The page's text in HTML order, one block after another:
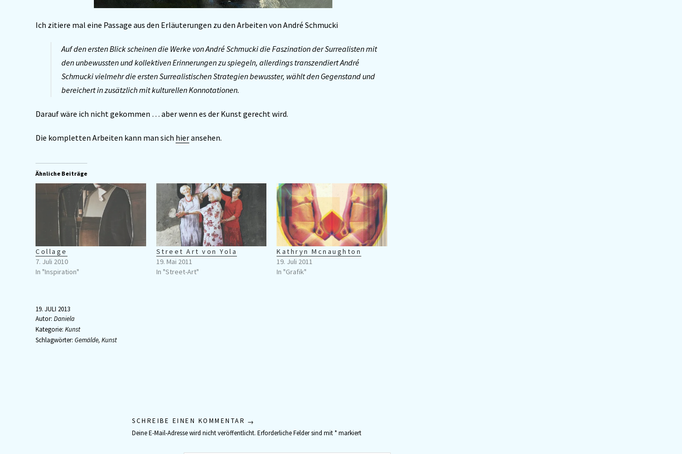
Ich zitiere mal eine Passage aus den Erläuterungen zu den Arbeiten von André Schmucki
Auf den ersten Blick scheinen die Werke von André Schmucki die Faszination der Surrealisten mit
den unbewussten und kollektiven Erinnerungen zu spiegeln, allerdings transzendiert André
Schmucki vielmehr die ersten Surrealistischen Strategien bewusster, wählt den Gegenstand und
bereichert in zusätzlich mit kulturellen Konnotationen.
Darauf wäre ich nicht gekommen … aber wenn es der Kunst gerecht wird.
Die kompletten Arbeiten kann man sich hieransehen.
Ähnliche Beiträge
Collage
7. Juli 2010
In "Inspiration"
Street Art von Yola
19. Mai 2011
In "Street-Art"
Kathryn Mcnaughton
19. Juli 2011
In "Grafik"
19. JULI 2013
Autor: Daniela
Kategorie: Kunst
Schlagwörter: Gemälde, Kunst
SCHREIBE EINEN KOMMENTAR
Deine E-Mail-Adresse wird nicht veröffentlicht. Erforderliche Felder sind mit*markiert